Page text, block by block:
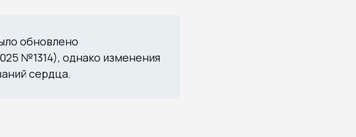
обновлено
№1314), однако изменения
сердца.